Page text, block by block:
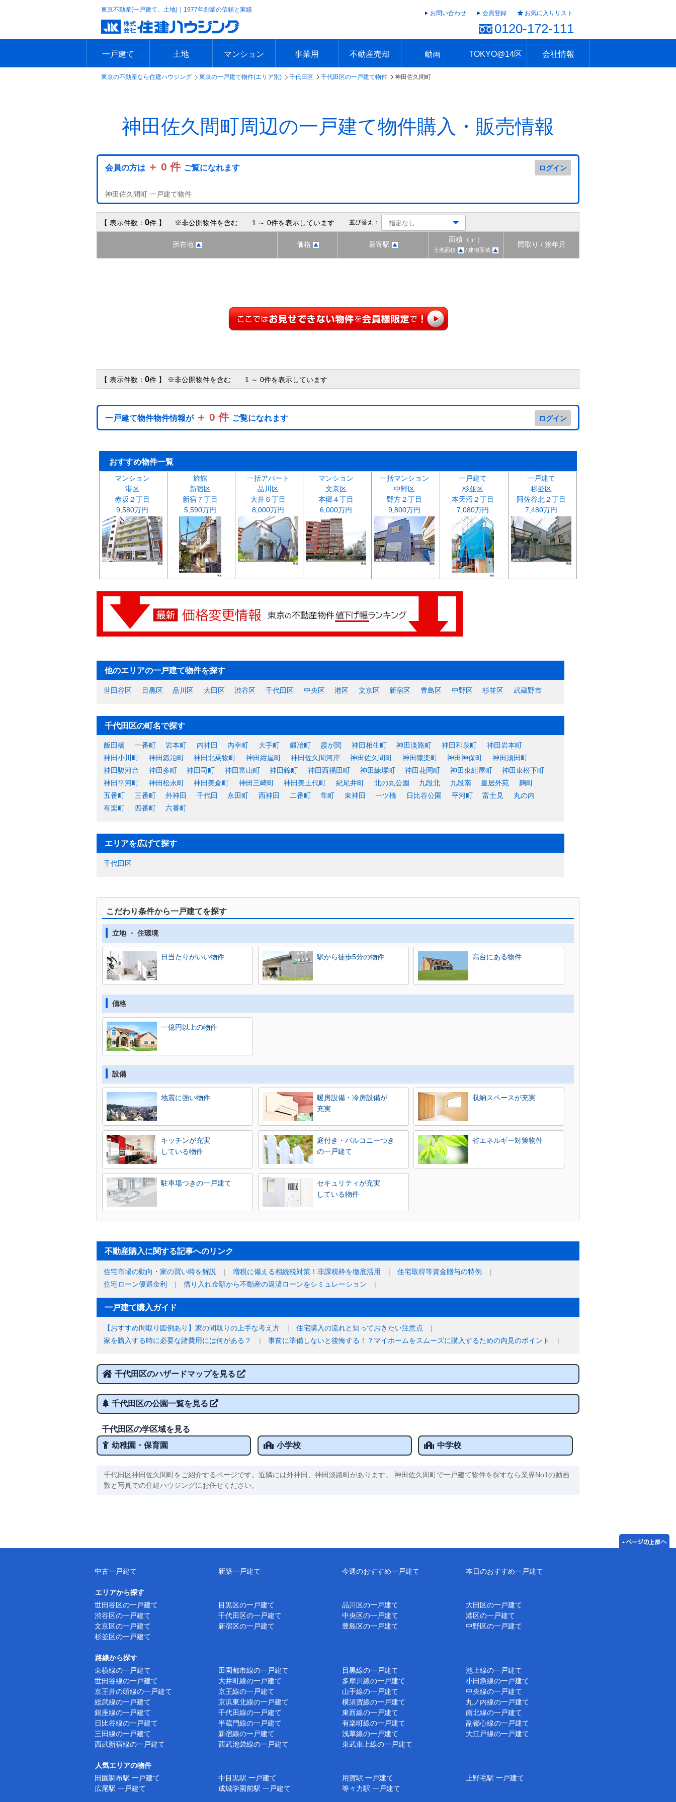
東京不動産(一戸建て、土地)｜1977年創業の信頼と実績
お問い合わせ 会員登録 お気に入りリスト
0120-172-111
一戸建て
エリアで探す
沿線で探す
新築一戸建て
中古一戸建て
本日の新着物件
今週の新着物件
土地
エリアで探す
沿線で探す
本日の新着物件
今週の新着物件
マンション
エリアで探す
沿線で探す
本日の新着物件
今週の新着物件
事業用
エリアで探す
沿線で探す
本日の新着物件
今週の新着物件
不動産売却
不動産売却トップ
簡単無料査定
不動産売却の流れ
不動産売却 Q&A
海外からの不動産売買
動画
住まなび
TVCMギャラリー
放送スケジュール
お客様の声
TOKYO@14区 会社情報
東京の不動産なら住建ハウジング 東京の一戸建て物件(エリア別) 千代田区 千代田区の一戸建て物件 神田佐久間町
神田佐久間町周辺の一戸建て物件購入・販売情報
会員の方は ＋ 0 件 ご覧になれます ログイン
神田佐久間町 一戸建て物件
【 表示件数： 0件 】 ※非公開物件を含む 1 ～ 0件を表示しています 並び替え：
所在地 価格 最寄駅
面積（㎡）
土地面積 / 建物面積
間取り / 築年月
【 表示件数： 0件 】 ※非公開物件を含む 1 ～ 0件を表示しています
一戸建て物件物件情報が ＋ 0 件 ご覧になれます ログイン
おすすめ物件一覧
マンション
港区
赤坂２丁目
9,580万円
旅館
新宿区
新宿７丁目
5,590万円
一括アパート
品川区
大井６丁目
8,000万円
マンション
文京区
本郷４丁目
6,000万円
一括マンション
中野区
野方２丁目
9,800万円
一戸建て
杉並区
本天沼２丁目
7,080万円
一戸建て
杉並区
阿佐谷北２丁目
7,480万円
他のエリアの一戸建て物件を探す
世田谷区 目黒区 品川区 大田区 渋谷区 千代田区 中央区 港区 文京区 新宿区 豊島区 中野区 杉並区 武蔵野市
千代田区の町名で探す
飯田橋 一番町 岩本町 内神田 内幸町 大手町 鍛冶町 霞が関 神田相生町 神田淡路町 神田和泉町
神田岩本町
神田小川町
神田鍛冶町 神田北乗物町 神田紺屋町 神田佐久間河岸 神田佐久間町 神田猿楽町 神田神保町
神田須田町
神田駿河台
神田多町 神田司町 神田富山町 神田錦町 神田西福田町 神田練塀町 神田花岡町 神田東紺屋町
神田東松下町
神田平河町
神田松永町 神田美倉町 神田三崎町 神田美土代町 紀尾井町 北の丸公園 九段北 九段南 皇居外苑
麹町
五番町
三番町 外神田 千代田 永田町 西神田 二番町 隼町 東神田 一ツ橋 日比谷公園 平河町 富士見
丸の内
有楽町
四番町 六番町
エリアを広げて探す
千代田区
こだわり条件から一戸建てを探す
立地 ・ 住環境
日当たりがいい物件 駅から徒歩5分の物件 高台にある物件
価格
一億円以上の物件
設備
地震に強い物件
暖房設備・冷房設備が
充実
収納スペースが充実
キッチンが充実
している物件
庭付き・バルコニーつき
の一戸建て
省エネルギー対策物件
駐車場つきの一戸建て
セキュリティが充実
している物件
不動産購入に関する記事へのリンク
住宅市場の動向・家の買い時を解説 増税に備える相続税対策！非課税枠を徹底活用
住宅取得等資金贈与の特例
住宅ローン優遇金利
借り入れ金額から不動産の返済ローンをシミュレーション
一戸建て購入ガイド
【おすすめ間取り図例あり】家の間取りの上手な考え方
住宅購入の流れと知っておきたい注意点
家を購入する時に必要な諸費用には何がある？
事前に準備しないと後悔する！？マイホームをスムーズに購入するための内見のポイント
千代田区のハザードマップを見る
千代田区の公園一覧を見る
千代田区の学区域を見る
幼稚園・保育園
小学校 中学校
千代田区神田佐久間町をご紹介するページです。近隣には外神田、神田淡路町があります。 神田佐久間町で一戸建て物件を探すなら業界No1の動画
数と写真での住建ハウジングにお任せください。
中古一戸建て 新築一戸建て 今週のおすすめ一戸建て 本日のおすすめ一戸建て
エリアから探す
世田谷区の一戸建て
目黒区の一戸建て 品川区の一戸建て
大田区の一戸建て
渋谷区の一戸建て
千代田区の一戸建て 中央区の一戸建て
港区の一戸建て
文京区の一戸建て
新宿区の一戸建て 豊島区の一戸建て
中野区の一戸建て
杉並区の一戸建て
路線から探す
東横線の一戸建て
田園都市線の一戸建て 目黒線の一戸建て
池上線の一戸建て
世田谷線の一戸建て
大井町線の一戸建て 多摩川線の一戸建て
小田急線の一戸建て
京王井の頭線の一戸建て
京王線の一戸建て 山手線の一戸建て
中央線の一戸建て
総武線の一戸建て
京浜東北線の一戸建て 横須賀線の一戸建て
丸ノ内線の一戸建て
銀座線の一戸建て
千代田線の一戸建て 東西線の一戸建て
南北線の一戸建て
日比谷線の一戸建て
半蔵門線の一戸建て 有楽町線の一戸建て
副都心線の一戸建て
三田線の一戸建て
新宿線の一戸建て 浅草線の一戸建て
大江戸線の一戸建て
西武新宿線の一戸建て
西武池袋線の一戸建て 東武東上線の一戸建て
人気エリアの物件
田園調布駅 一戸建て
中目黒駅 一戸建て 用賀駅 一戸建て
上野毛駅 一戸建て
広尾駅 一戸建て
成城学園前駅 一戸建て 等々力駅 一戸建て